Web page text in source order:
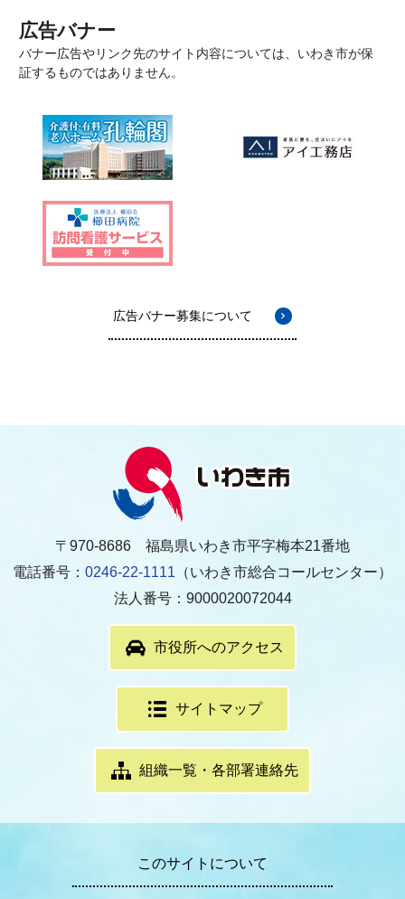
広告バナー
バナー広告やリンク先のサイト内容については、いわき市が保
証するものではありません。
広告バナー募集について
〒970-8686 福島県いわき市平字梅本21番地
電話番号： 0246-22-1111 （いわき市総合コールセンター）
法人番号：9000020072044
市役所へのアクセス
サイトマップ
組織一覧・各部署連絡先
このサイトについて